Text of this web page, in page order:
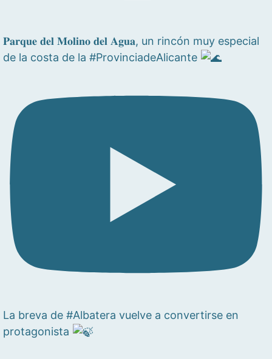
𝐏𝐚𝐫𝐪𝐮𝐞 𝐝𝐞𝐥 𝐌𝐨𝐥𝐢𝐧𝐨 𝐝𝐞𝐥 𝐀𝐠𝐮𝐚, un rincón muy especial
de la costa de la #ProvinciadeAlicante
La breva de #Albatera vuelve a convertirse en
protagonista